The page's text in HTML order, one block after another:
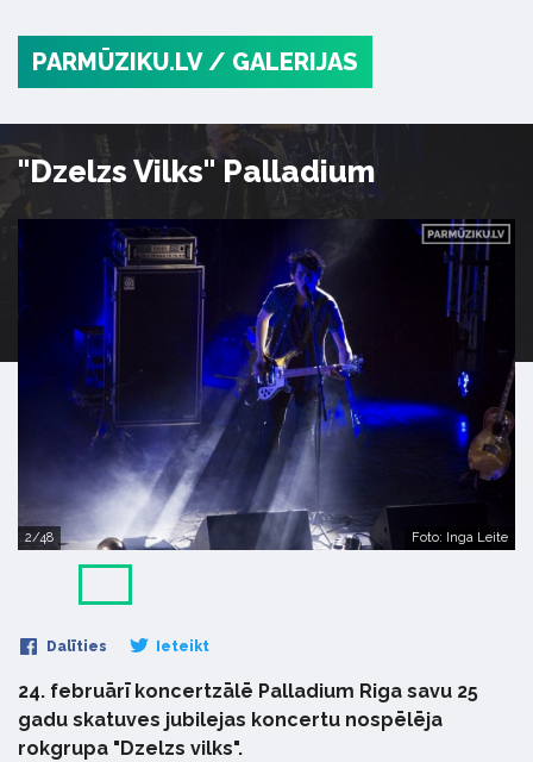
PARMŪZIKU.LV / GALERIJAS
"Dzelzs Vilks" Palladium
2/48 Foto: Inga Leite
Dalīties Ieteikt
24. februārī koncertzālē Palladium Riga savu 25
gadu skatuves jubilejas koncertu nospēlēja
rokgrupa "Dzelzs vilks".